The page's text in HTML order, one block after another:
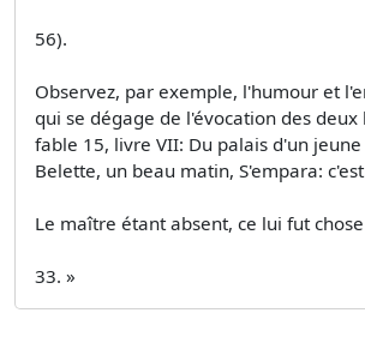
56).
Observez, par exemple, l'humour et
qui se dégage de l'évocation des deux
fable 15, livre VII: Du palais d'un
Belette, un beau matin, S'empara:
Le maître étant absent, ce lui fut
33. »